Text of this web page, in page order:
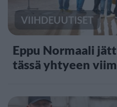
VIIHDEUUTISET
Eppu Normaali
tässä yhtyeen